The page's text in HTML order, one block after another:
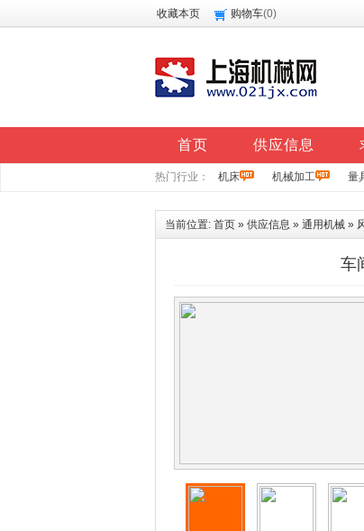
收藏本页 购物车(0)
首页 供应信息
热门行业： 机床 机械加工 量
当前位置: 首页 » 供应信息 » 通用机械 »
车